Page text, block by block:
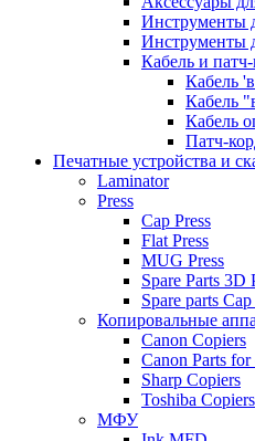
Инструменты
Инструменты
Кабель и
Кабель
Кабель
Кабель
Патч-
Печатные устройства и
Laminator
Press
Cap Press
Flat Press
MUG Press
Spare Parts 3D
Spare parts Cap
Копировальные
Canon Copiers
Canon Parts for
Sharp Copiers
Toshiba Copiers
МФУ